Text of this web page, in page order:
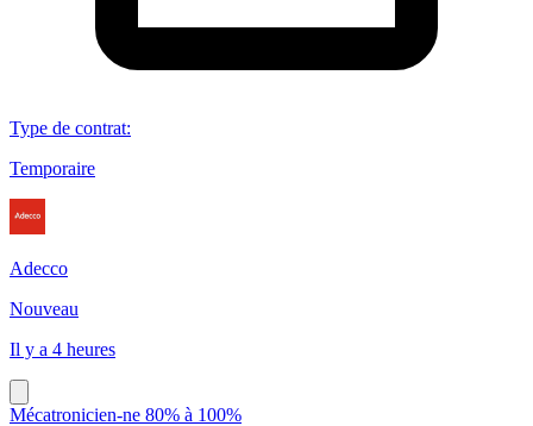
Type de contrat:
Temporaire
Adecco
Nouveau
Il y a 4 heures
Mécatronicien-ne 80% à 100%